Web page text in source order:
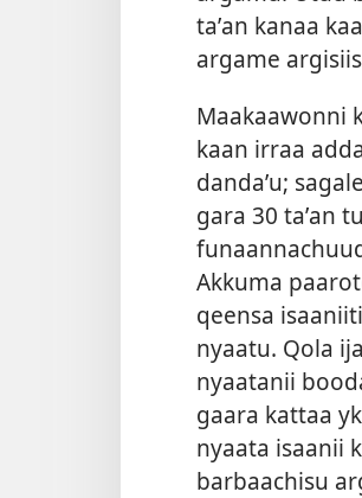
taʼan kanaa
argame
Maakaawonni
kaan irraa
dandaʼu;
gara 30 taʼan
Akkuma
qeensa
nyaatu. Qola
nyaatanii
gaara kattaa
nyaata isaanii
barbaachisu